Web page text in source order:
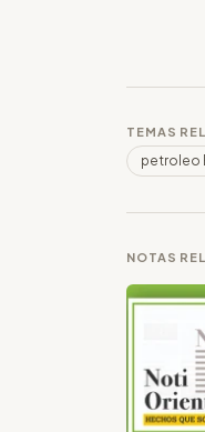
TEMAS
petroleo
NOTAS